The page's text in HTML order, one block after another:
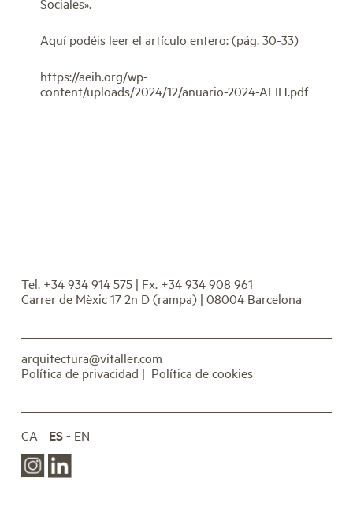
Aquí podéis leer el artículo entero: (pág. 30-33)
https://aeih.org/wp-
content/uploads/2024/12/anuario-2024-AEIH.pdf
Tel. +34 934 914 575| Fx. +34 934 908 961
Carrer de Mèxic 17 2n D (rampa) | 08004 Barcelona
arquitectura@vitaller.com
Política de privacidad | Política de cookies
CA ES EN